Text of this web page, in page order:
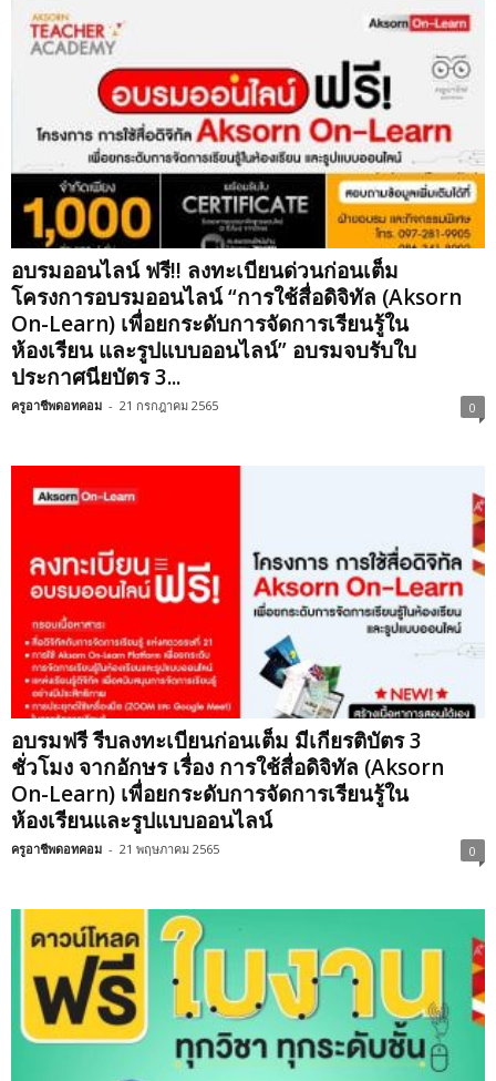
อบรมออนไลน์ ฟรี!! ลงทะเบียนด่วนก่อนเต็ม
โครงการอบรมออนไลน์ “การใช้สื่อดิจิทัล (Aksorn
On-Learn) เพื่อยกระดับการจัดการเรียนรู้ใน
ห้องเรียน และรูปแบบออนไลน์” อบรมจบรับใบ
ประกาศนียบัตร 3...
ครูอาชีพดอทคอม - 21 กรกฎาคม 2565 0
อบรมฟรี รีบลงทะเบียนก่อนเต็ม มีเกียรติบัตร 3
ชั่วโมง จากอักษร เรื่อง การใช้สื่อดิจิทัล (Aksorn
On-Learn) เพื่อยกระดับการจัดการเรียนรู้ใน
ห้องเรียนและรูปแบบออนไลน์
ครูอาชีพดอทคอม - 21 พฤษภาคม 2565 0